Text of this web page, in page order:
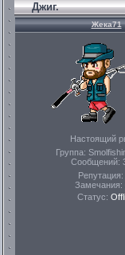
Джиг.
Жека71
Настоящий
Группа:
Сообщений:
Репутация:
Замечания:
Статус: